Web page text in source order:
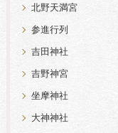
北野天満宮
参進行列
吉田神社
吉野神宮
坐摩神社
大神神社